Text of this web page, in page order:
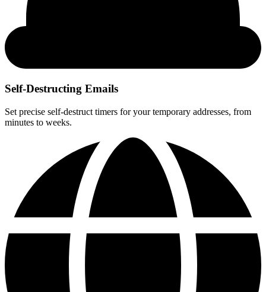
Self-Destructing Emails
Set precise self-destruct timers for your temporary addresses, from
minutes to weeks.